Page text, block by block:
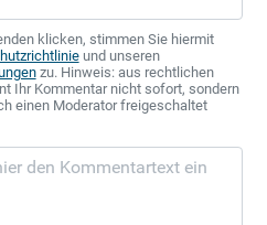
klicken, stimmen Sie hiermit
und unseren
zu. Hinweis: aus rechtlichen
Ihr Kommentar nicht sofort, sondern
einen Moderator freigeschaltet